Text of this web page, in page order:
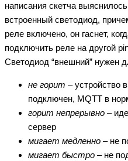
написания скетча
встроенный светодиод,
реле включено, он гаснет,
подключить реле на другой
Светодиод “внешний” нужен
не горит – устройство
подключен, MQTT в
горит непрерывно –
сервер
мигает медленно – не
мигает быстро – не